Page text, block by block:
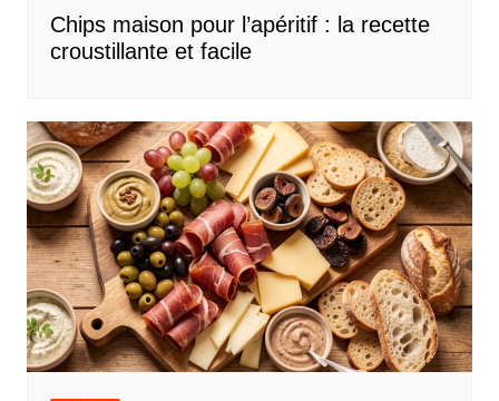
Chips maison pour l’apéritif : la recette
croustillante et facile